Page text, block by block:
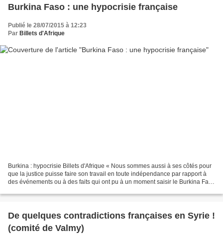
Burkina Faso : une hypocrisie française
Publié le 28/07/2015 à 12:23
Par Billets d'Afrique
Burkina : hypocrisie Billets d'Afrique « Nous sommes aussi à ses côtés pour
que la justice puisse faire son travail en toute indépendance par rapport à
des événements ou à des faits qui ont pu à un moment saisir le Burkina Faso
De quelques contradictions françaises en Syrie !
(comité de Valmy)